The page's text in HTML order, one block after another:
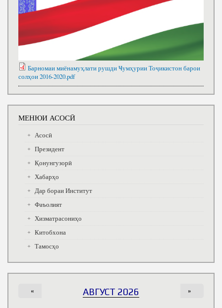
Барномаи миёнамуҳлати рушди Ҹумҳурии Тоҷикистон барои
солҳои 2016-2020.pdf
МЕНЮИ АСОСӢ
Асосӣ
Президент
Қонунгузорӣ
Хабарҳо
Дар бораи Институт
Фаъолият
Хизматрасониҳо
Китобхона
Тамосҳо
АВГУСТ 2026
« »